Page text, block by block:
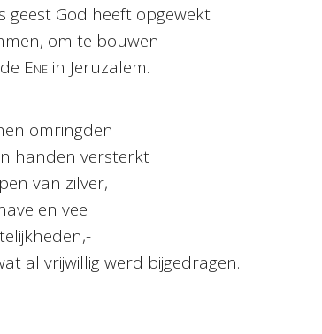
geest God heeft opgewekt
om te bouwen
Ene in Jeruzalem.
omringden
handen versterkt
van zilver,
en vee
al vrijwillig werd bijgedragen.